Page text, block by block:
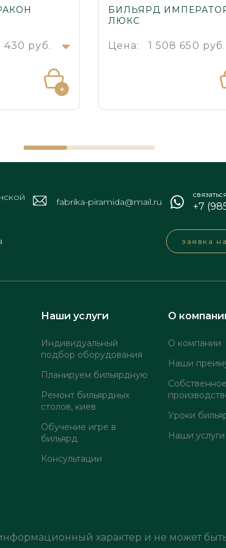
430 руб.
БИЛЬЯРД
ЛЮКС
Цена: 1 508 650 руб.
fabrika-piramida@mail.ru +7
заявка
Наши услуги
Индивидуальный
подбор оборудования
Планируем бильярдную
Ремонт бильярдных
столов, киев
Обучение игре в
бильярд
Консультации
О
О компании
Наши
Собственное
Уроки
Наши услуги
характер и не может